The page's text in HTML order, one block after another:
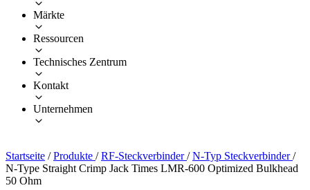
Märkte
Ressourcen
Technisches Zentrum
Kontakt
Unternehmen
Startseite / Produkte / RF-Steckverbinder/ N-Typ Steckverbinder/
N-Type Straight Crimp Jack Times LMR-600 Optimized Bulkhead
50 Ohm